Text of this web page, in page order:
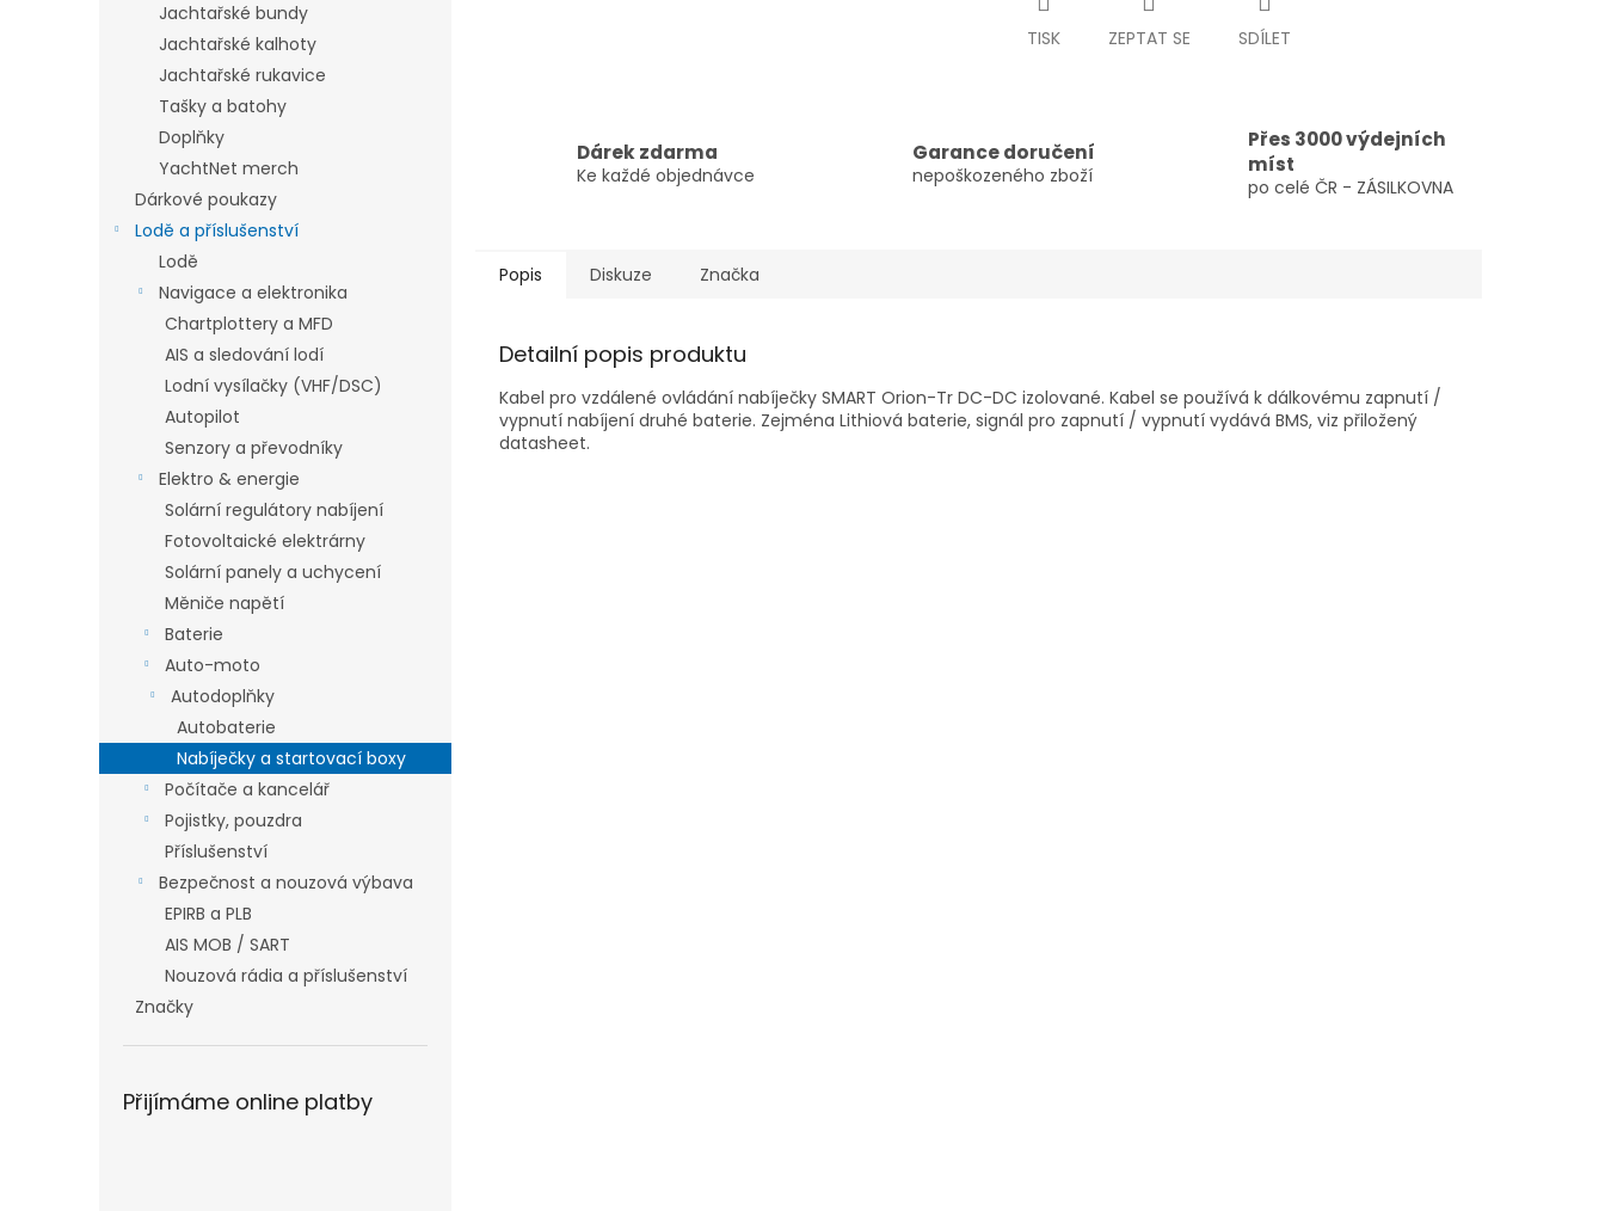
Jachtařské bundy
Jachtařské kalhoty
Jachtařské rukavice
Tašky a batohy
Doplňky
YachtNet merch
Dárkové poukazy
Lodě a příslušenství
Lodě
Navigace a elektronika
Chartplottery a MFD
AIS a sledování lodí
Lodní vysílačky (VHF/DSC)
Autopilot
Senzory a převodníky
Elektro & energie
Solární regulátory nabíjení
Fotovoltaické elektrárny
Solární panely a uchycení
Měniče napětí
Baterie
Auto-moto
Autodoplňky
Autobaterie
Nabíječky a startovací boxy
Počítače a kancelář
Pojistky, pouzdra
Příslušenství
Bezpečnost a nouzová výbava
EPIRB a PLB
AIS MOB / SART
Nouzová rádia a příslušenství
Značky
Přijímáme online platby
TISK ZEPTAT SE SDÍLET
Dárek zdarma
Ke každé objednávce
Garance doručení
nepoškozeného zboží
Přes 3000 výdejních
míst
po celé ČR - ZÁSILKOVNA
Popis Diskuze Značka
Detailní popis produktu
Kabel pro vzdálené ovládání nabíječky SMART Orion-Tr DC-DC izolované. Kabel se používá k dálkovému zapnutí /
vypnutí nabíjení druhé baterie. Zejména Lithiová baterie, signál pro zapnutí / vypnutí vydává BMS, viz přiložený
datasheet.